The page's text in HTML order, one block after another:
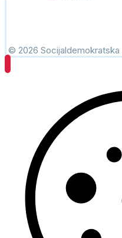
© 2026